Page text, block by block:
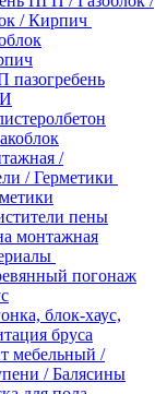
/ Кирпич
пазогребень
/
/ Герметики
пены
монтажная
погонаж
блок-хаус,
бруса
мебельный /
/ Балясины